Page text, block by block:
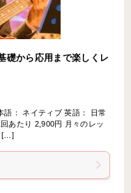
礎から応用まで楽しくレ
： ネイティブ 英語： 日常
あたり 2,900円 月々のレッ
[…]